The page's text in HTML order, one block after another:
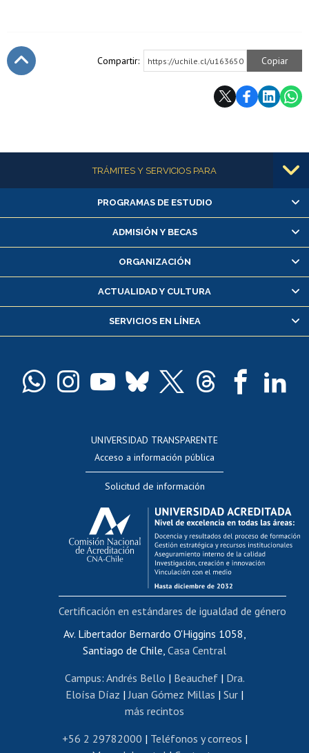
Compartir: https://uchile.cl/u163650 Copiar
Más informaciónTRÁMITES Y SERVICIOS PARA
Alumnas/os y exalumnas/os
Matrícula en línea
Inscripción y cambio de asignaturas
Consulta y certificado de notas
Servicio médico y dental
Pago de arancel y crédito alumnos
Docentes
Evaluación docente
Calificación académica
Postulación al AUCAI
Funcionarias/os
Cursos internos de capacitación
Bienestar del personal
Portal de movilidad interna
Certificado de renta
Certificado de renta honorarios
Editar páginas blancas
Extranjeras/os
Revalidación y reconocimiento de títulos
PROGRAMAS DE ESTUDIO
ADMISIÓN Y BECAS
ORGANIZACIÓN
ACTUALIDAD Y CULTURA
SERVICIOS EN LÍNEA
UNIVERSIDAD TRANSPARENTE
Acceso a información pública
Solicitud de información
Av. Libertador Bernardo O'Higgins 1058,
Santiago de Chile, Casa Central
Campus: Andrés Bello | Beauchef| Dra.
Eloísa Díaz |Juan Gómez Millas | Sur |
más recintos
+56 2 29782000 | Teléfonos y correos |
Certificación en estándares de igualdad de género